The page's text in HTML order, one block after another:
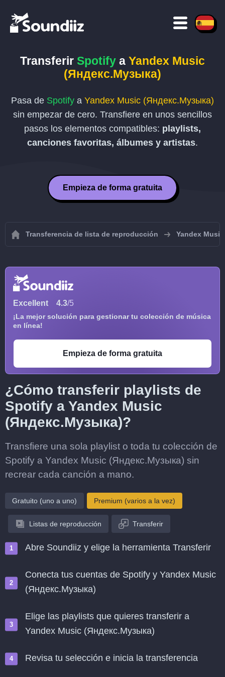
Transferir Spotify a Yandex Music
(Яндекс.Музыка)
Pasa de Spotify a Yandex Music (Яндекс.Музыка)
sin empezar de cero. Transfiere en unos sencillos
pasos los elementos compatibles: playlists,
canciones favoritas, álbumes y artistas.
Empieza de forma gratuita
Transferencia de lista de reproducción Yandex
Excellent 4.3/5
¡La mejor solución para gestionar tu colección de música
en línea!
Empieza de forma gratuita
¿Cómo transferir playlists de
Spotify a Yandex Music
(Яндекс.Музыка)?
Transfiere una sola playlist o toda tu colección de
Spotify a Yandex Music (Яндекс.Музыка) sin
recrear cada canción a mano.
Gratuito (uno a uno) Premium (varios a la vez)
Listas de reproducción Transferir
Abre Soundiiz y elige la herramienta Transferir
Conecta tus cuentas de Spotify y Yandex Music
(Яндекс.Музыка)
Elige las playlists que quieres transferir a
Yandex Music (Яндекс.Музыка)
Revisa tu selección e inicia la transferencia